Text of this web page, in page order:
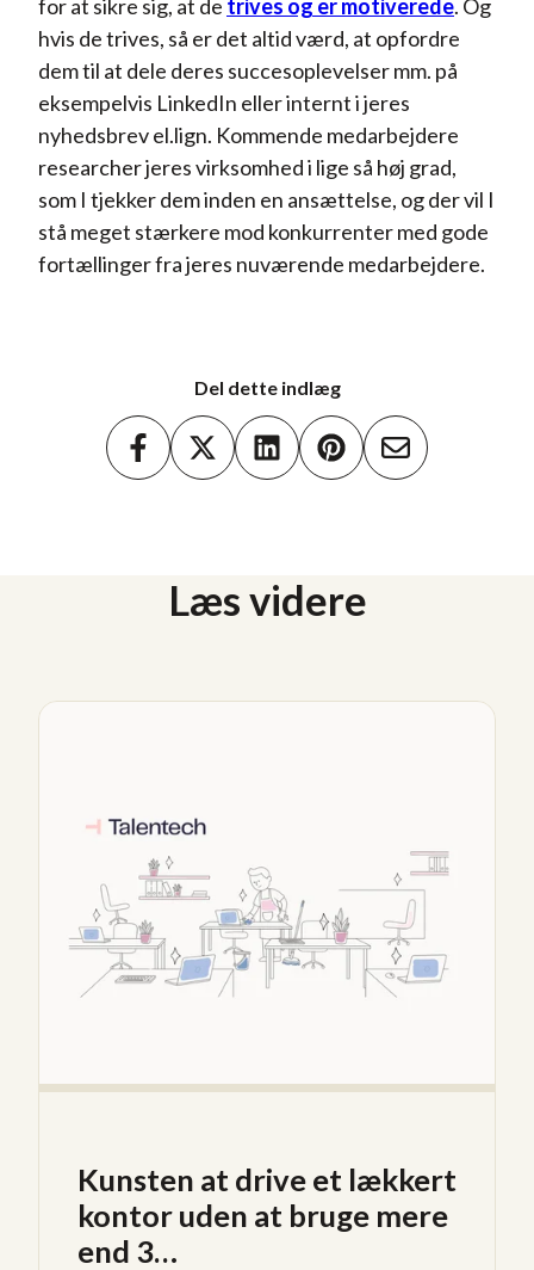
for at sikre sig, at de trives og er motiverede. Og
hvis de trives, så er det altid værd, at opfordre
dem til at dele deres succesoplevelser mm. på
eksempelvis LinkedIn eller internt i jeres
nyhedsbrev el.lign. Kommende medarbejdere
researcher jeres virksomhed i lige så høj grad,
som I tjekker dem inden en ansættelse, og der vil I
stå meget stærkere mod konkurrenter med gode
fortællinger fra jeres nuværende medarbejdere.
Del dette indlæg
Læs videre
Kunsten at drive et lækkert
kontor uden at bruge mere
end 3…